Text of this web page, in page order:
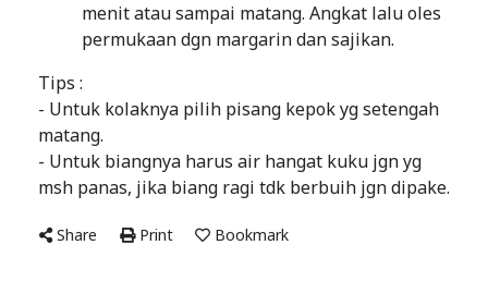
menit atau sampai matang. Angkat lalu oles
permukaan dgn margarin dan sajikan.
Tips :
- Untuk kolaknya pilih pisang kepok yg setengah
matang.
- Untuk biangnya harus air hangat kuku jgn yg
msh panas, jika biang ragi tdk berbuih jgn dipake.
Share Print Bookmark